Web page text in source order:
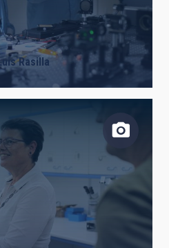
Rasilla